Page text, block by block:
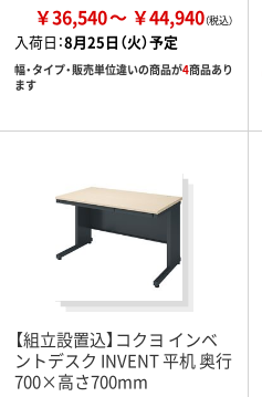
￥36,540 ￥44,940
入荷日：8月25日（火）予定
幅・タイプ・販売単位違いの商品が4商品あり
ます
【組立設置込】コクヨ インベ
ントデスク INVENT 平机 奥行
700×高さ700mm